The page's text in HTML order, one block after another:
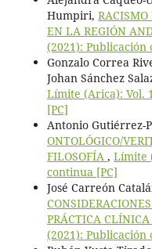
Humpiri,
EN LA REGIÓN
(2021): Publicación
Gonzalo Correa
Johan Sánchez
Límite (Arica): Vol.
[PC]
Antonio Gutiérrez-
ONTOLÓGICO/
FILOSOFÍA , Límite
continua [PC]
José Carreón
PRÁCTICA
(2021): Publicación